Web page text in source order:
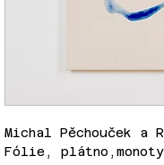
Michal Pěchouček a
Fólie,